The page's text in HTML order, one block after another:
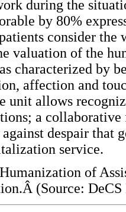
during the
by 80%
consider the
valuation of the
characterized by
affection and
unit allows
a
despair that
service.
Humanization of
(Source: